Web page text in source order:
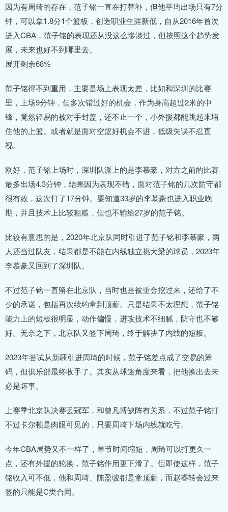
因为有周琦的存在，范子铭一直在打替补，但他平均出场只有7分
钟，可以拿1.8分1个篮板，创造职业生涯新低，自从2016年首次
进入CBA，范子铭的表现还从没这么惨淡过，但按照这个趋势发
展，未来也好不到哪里去。
展开剩余68%
范子铭得不到重用，主要是场上表现太差，比如和深圳的比赛
里，上场9分钟，但多次错过好的机会，作为身高超过2米的中
锋，竟然轻易的被对手封盖，还不止一个，小外援都能跳起来堵
住他的上篮。或者就是面对空篮好机会不进，低级失误不忍直
视。
刚好，范子铭上场时，深圳队派上的是李慕豪，对方之前的比赛
最多出场4.3分钟，结果因为表现不错，面对范子铭的几次防守都
很有效，这次打了17分钟。要知道33岁的李慕豪也进入职业晚
期，并且技术上比较粗糙，但也不输给27岁的范子铭。
比较有意思的是，2020年北京队同时引进了范子铭和李慕豪，两
人还当过队友，结果都是不能在内线独立挑大梁的球员，2023年
李慕豪又回到了深圳队。
不过范子铭一直留在北京队，当时也是被重金挖过来，还给了不
少的承诺，包括再次续约拿到顶薪。只是结果不太理想，范子铭
能力上的短板很明显，动作偏慢，进攻技术不细腻，防守也不够
好。无奈之下，北京队又签下周琦，终于解决了内线的短板。
2023年尝试从新疆引进周琦的时候，范子铭差点成了交易的筹
码，但俱乐部最终收手了。其实从球迷角度来看，把他换出去未
必是坏事。
上赛季北京队决赛丢冠军，和曾凡博缺阵有关系，不过范子铭打
不过卡尔顿是肉眼可见的，只要周琦下场内线就吃亏。
今年CBA局势又不一样了，单节时间缩短，周琦可以打更久一
点，还有外援的轮换，范子铭作用更下滑了。但即使这样，范子
铭收入可不低，他和周琦、陈盈骏都是拿顶薪，而赵睿转会过来
签的只能是C类合同。